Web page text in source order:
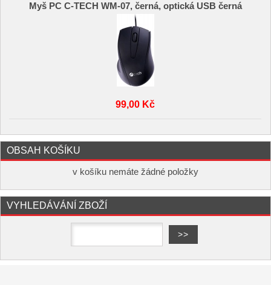
Myš PC C-TECH WM-07, černá, optická USB černá
99,00 Kč
OBSAH KOŠÍKU
v košíku nemáte žádné položky
VYHLEDÁVÁNÍ ZBOŽÍ